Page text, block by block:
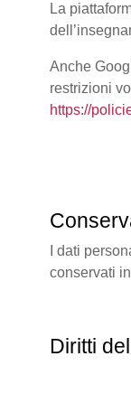
La
Anche
restrizioni
https://
I dati
conservati
Diritti